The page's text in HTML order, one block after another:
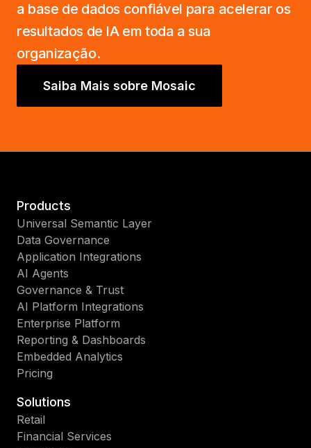
a base de dados confiável para acelerar os
resultados de IA em toda a sua
organização.
Saiba Mais sobre Mosaic
Products
Universal Semantic Layer
Data Governance
Application Integrations
AI Agents
Governance & Trust
AI Platform Integrations
Enterprise Platform
Reporting & Dashboards
Embedded Analytics
Pricing
Solutions
Retail
Financial Services